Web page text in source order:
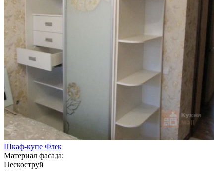
Шкаф-купе Флек
Материал фасада:
Пескоструй